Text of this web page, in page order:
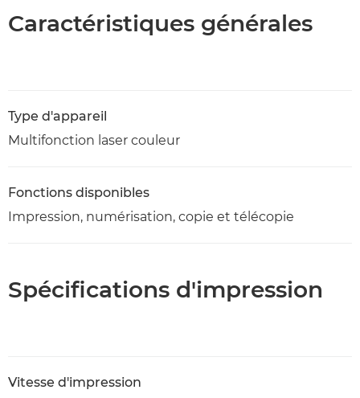
Caractéristiques générales
Type d'appareil
Multifonction laser couleur
Fonctions disponibles
Impression, numérisation, copie et télécopie
Spécifications d'impression
Vitesse d'impression